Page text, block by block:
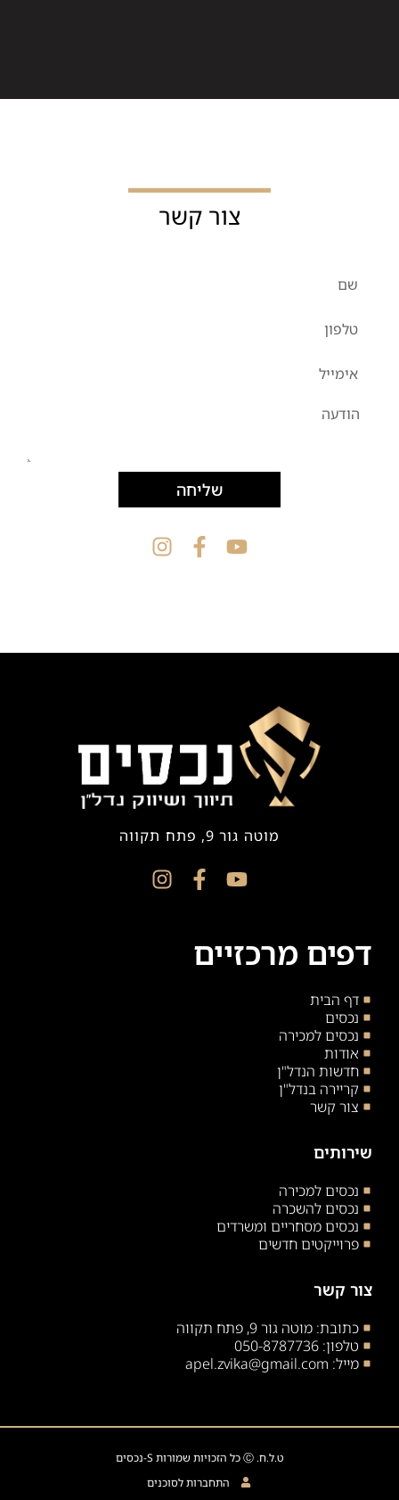
צור קשר
שליחה
מוטה גור 9, פתח תקווה
דפים מרכזיים
דף הבית
נכסים
נכסים למכירה
אודות
חדשות הנדל"ן
קריירה בנדל"ן
צור קשר
שירותים
נכסים למכירה
נכסים להשכרה
נכסים מסחריים ומשרדים
פרוייקטים חדשים
צור קשר
כתובת: מוטה גור 9, פתח תקווה
טלפון: 050-8787736
מייל: apel.zvika@gmail.com
ט.ל.ח. Ⓒ כל הזכויות שמורות S-נכסים
התחברות לסוכנים